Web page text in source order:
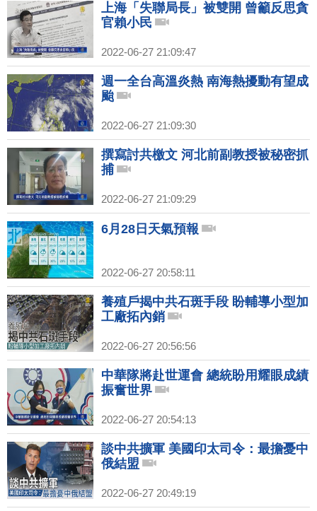
上海「失聯局長」被雙開 曾籲反思貪
官賴小民
2022-06-27 21:09:47
週一全台高溫炎熱 南海熱擾動有望成
颱
2022-06-27 21:09:30
撰寫討共檄文 河北前副教授被秘密抓
捕
2022-06-27 21:09:29
6月28日天氣預報
2022-06-27 20:58:11
養殖戶揭中共石斑手段 盼輔導小型加
工廠拓內銷
2022-06-27 20:56:56
中華隊將赴世運會 總統盼用耀眼成績
振奮世界
2022-06-27 20:54:13
談中共擴軍 美國印太司令：最擔憂中
俄結盟
2022-06-27 20:49:19